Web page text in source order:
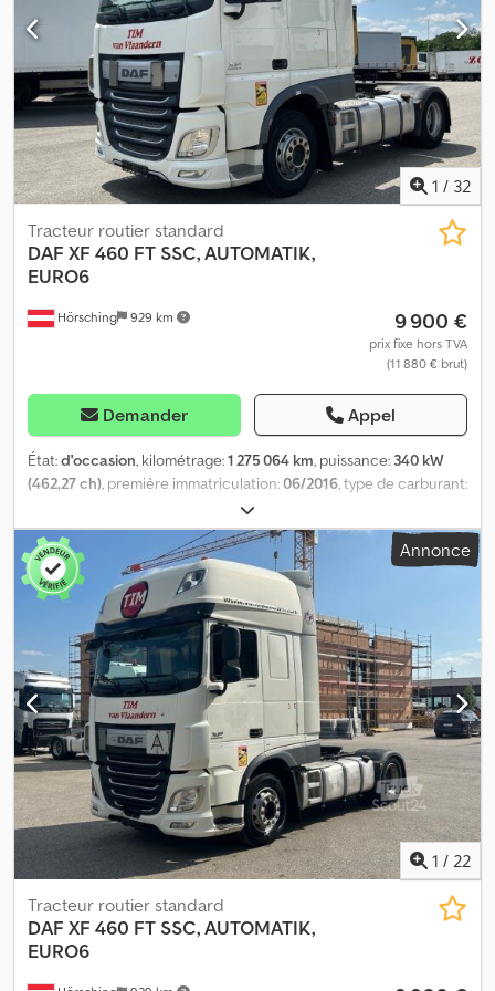
verrouillage centralisé, DAF XF 460 FT | Super Space Cab, EURO6
| Boîte automatique, lève-vitres électriques | Réfrigérateur,
climatisation | Volant multifonction, régulateur de vitesse |
Chauffage autonome, radio | Blocage de différentiel | Sous
réserve d’erreur, de saisie et de vente préalable. Chsdpfowvurtex
Alnoa
1 / 32
Hörsching 929 km
Tracteur routier standard
DAF XF 460 FT SSC, AUTOMATIK,
EURO6
9 900 €
prix fixe hors TVA
(11 880 € brut)
Demander Appel
État:d'occasion, kilométrage:1 275 064 km, puissance: 340 kW
(462,27 ch), première immatriculation:06/2016, type de carburant:
, poids total:
d'essieux:2 essieux, freins:frein moteur, cabine conducteur:
cabine couchette
, type d'engrenage: automatique
, classe
d'émission:
Euro 6, suspension: acier-air, nombre de lits:
pneu avant:315/70 R22.5, taille de pneu arrière:
nombre de sièges:2 , Équipement:ABS, blocage de différentiel,
béquet, chauffage de stationnement, climatisation, frein à air
comprimé, ordinateur de bord, régulateur de vitesse,
verrouillage centralisé, DAF XF 460 FT | Super Space Cab, EURO6
| Boîte automatique, lève-vitres électriques | Réfrigérateur,
climatisation | Volant multifonction, régulateur de vitesse |
Chauffage autonome, radio | Blocage de différentiel | Sous
réserve d’erreur, de saisie et de vente préalable. Cedpjwu Ic Ajfx
Alnsha
Annonce
1 / 22
Tracteur routier standard
DAF XF 460 FT SSC, AUTOMATIK,
EURO6